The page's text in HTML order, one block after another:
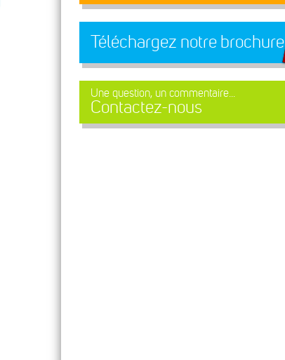
Téléchargez notre brochure
Une question, un commentaire...
Contactez-nous